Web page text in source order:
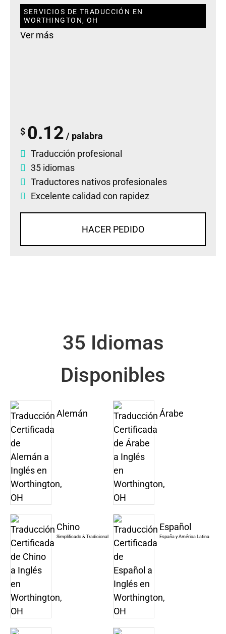
SERVICIOS DE TRADUCCIÓN EN
WORTHINGTON, OH
Ver más
$ 0.12 / palabra
Traducción profesional
35 idiomas
Traductores nativos profesionales
Excelente calidad con rapidez
HACER PEDIDO
35 Idiomas
Disponibles
Alemán Árabe
Chino
Simplificado & Tradicional
Español
España y América Latina